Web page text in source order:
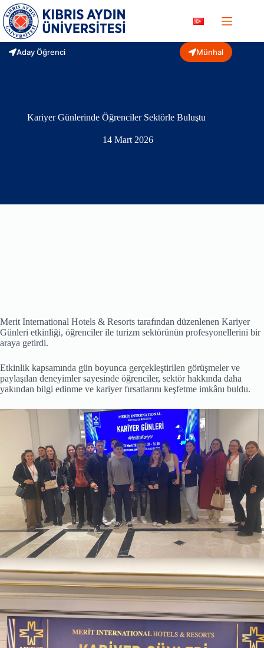
Skip
to
content
Aday Öğrenci Münhal
Kariyer Günlerinde Öğrenciler Sektörle Buluştu
14 Mart 2026
Merit International Hotels & Resorts tarafından düzenlenen Kariyer
Günleri etkinliği, öğrenciler ile turizm sektörünün profesyonellerini bir
araya getirdi.
Etkinlik kapsamında gün boyunca gerçekleştirilen görüşmeler ve
paylaşılan deneyimler sayesinde öğrenciler, sektör hakkında daha
yakından bilgi edinme ve kariyer fırsatlarını keşfetme imkânı buldu.